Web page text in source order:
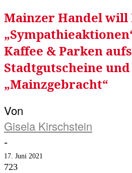
Mainzer Handel
Kaffee & Parken
Stadtgutscheine und
„Mainzgebracht“
Von
Gisela Kirschstein
-
17. Juni 2021
723